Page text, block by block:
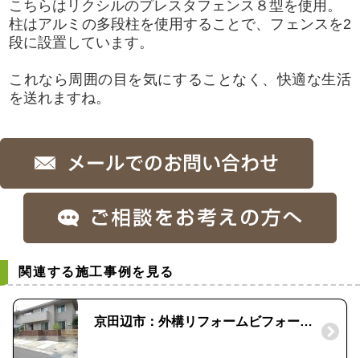
こちらはリクシルのプレスタフェンス８型を使用。
柱はアルミの多段柱を使用することで、フェンスを2
段に設置しています。
これなら周囲の目を気にすることなく、快適な生活
を送れますね。
関連する施工事例を見る
京田辺市：外構リフォームビフォーアフター｜使い勝手のいい外構へ